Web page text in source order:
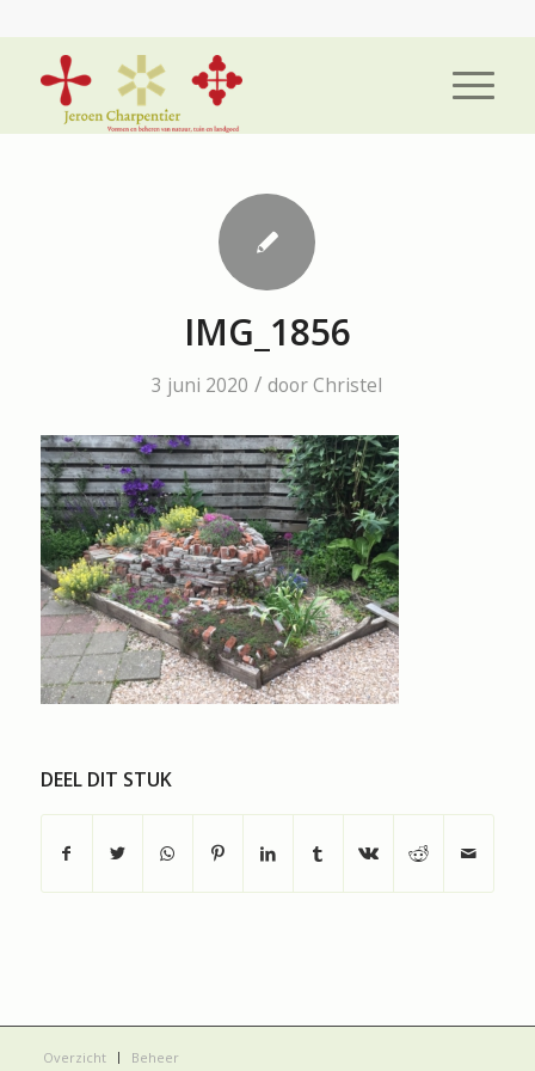
IMG_1856
3 juni 2020 / doorChristel
DEEL DIT STUK
Overzicht Beheer